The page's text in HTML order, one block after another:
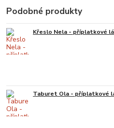
Podobné produkty
Křeslo Nela - příplatkové
Taburet Ola - příplatkové